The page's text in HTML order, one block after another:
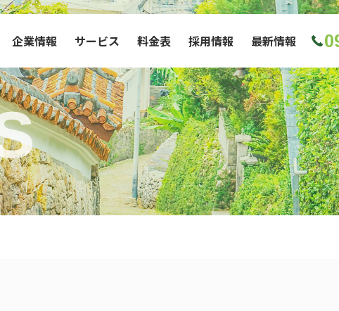
企業情報 サービス 料金表 採用情報 最新情報